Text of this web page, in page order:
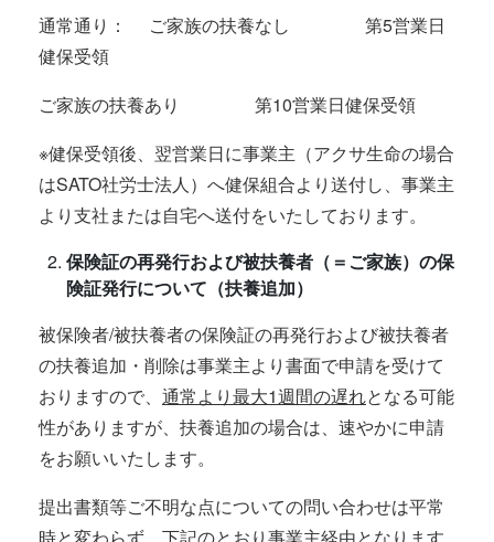
通常通り： ご家族の扶養なし 第5営業日
健保受領
ご家族の扶養あり 第10営業日健保受領
※健保受領後、翌営業日に事業主（アクサ生命の場合
はSATO社労士法人）へ健保組合より送付し、事業主
より支社または自宅へ送付をいたしております。
保険証の再発行および被扶養者（＝ご家族）の保
険証発行について（扶養追加）
被保険者/被扶養者の保険証の再発行および被扶養者
の扶養追加・削除は事業主より書面で申請を受けて
おりますので、 通常より最大1週間の遅れとなる可能
性がありますが、扶養追加の場合は、速やかに申請
をお願いいたします。
提出書類等ご不明な点についての問い合わせは平常